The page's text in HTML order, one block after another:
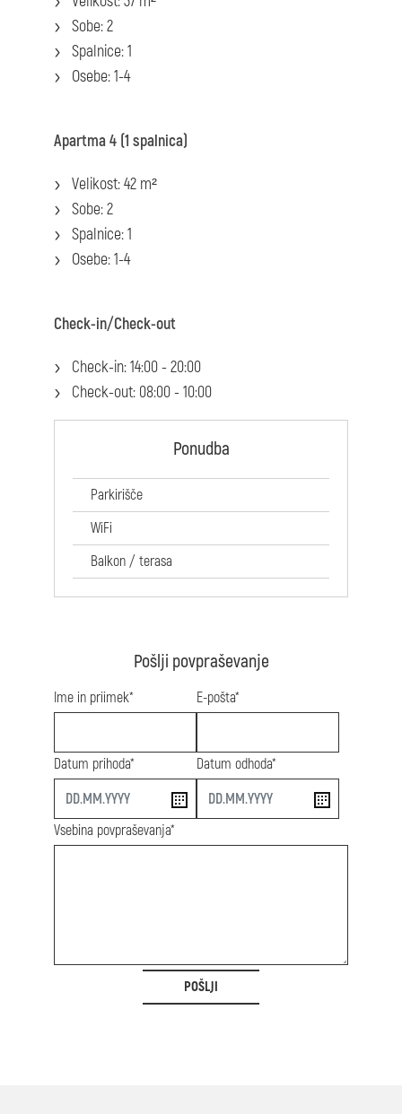
Sobe: 2
Spalnice: 1
Osebe: 1-4
Apartma 4 (1 spalnica)
Velikost: 42 m²
Sobe: 2
Spalnice: 1
Osebe: 1-4
Check-in/Check-out
Check-in: 14:00 - 20:00
Check-out: 08:00 - 10:00
Ponudba
Parkirišče
WiFi
Balkon / terasa
Pošlji povpraševanje
Ime in priimek* E-pošta*
Datum prihoda*
start
Datum odhoda*
end
Vsebina povpraševanja*
POŠLJI